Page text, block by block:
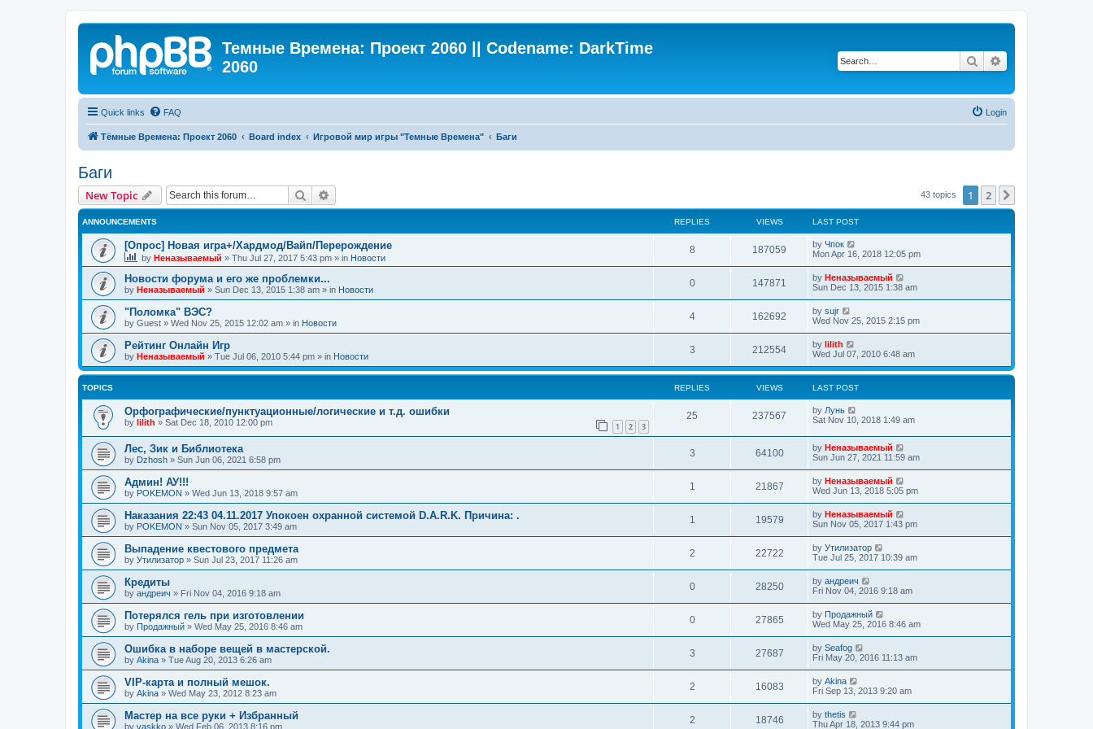
Темные Времена: Проект 2060 || Codename: DarkTime
2060
Search
Quick links FAQ Login
Тёмные Времена: Проект 2060 Board index Игровой мир игры "Темные Времена" Баги
Баги
New Topic Search 43 topics 1 2
ANNOUNCEMENTS REPLIES VIEWS LAST POST
[Опрос] Новая игра+/Хардмод/Вайп/Перерождение
by Неназываемый » Thu Jul 27, 2017 5:43 pm » in Новости
8 187059 by Чпок
Mon Apr 16, 2018 12:05 pm
Новости форума и его же проблемки...
by Неназываемый » Sun Dec 13, 2015 1:38 am » in Новости
0 147871 by Неназываемый
Sun Dec 13, 2015 1:38 am
"Поломка" ВЭС?
by Guest » Wed Nov 25, 2015 12:02 am » in Новости
4 162692 by sujr
Wed Nov 25, 2015 2:15 pm
Рейтинг Онлайн Игр
by Неназываемый » Tue Jul 06, 2010 5:44 pm » in Новости
3 212554 by lilith
Wed Jul 07, 2010 6:48 am
TOPICS REPLIES VIEWS LAST POST
Орфографические/пунктуационные/логические и т.д. ошибки
by lilith » Sat Dec 18, 2010 12:00 pm 1 2 3
25 237567 by Лунь
Sat Nov 10, 2018 1:49 am
Лес, Зик и Библиотека
by Dzhosh » Sun Jun 06, 2021 6:58 pm
3 64100 by Неназываемый
Sun Jun 27, 2021 11:59 am
Админ! АУ!!!
by POKEMON » Wed Jun 13, 2018 9:57 am
1 21867 by Неназываемый
Wed Jun 13, 2018 5:05 pm
Наказания 22:43 04.11.2017 Упокоен охранной системой D.A.R.K. Причина: .
by POKEMON » Sun Nov 05, 2017 3:49 am
1 19579 by Неназываемый
Sun Nov 05, 2017 1:43 pm
Выпадение квестового предмета
by Утилизатор » Sun Jul 23, 2017 11:26 am
2 22722 by Утилизатор
Tue Jul 25, 2017 10:39 am
Кредиты
by андреич » Fri Nov 04, 2016 9:18 am
0 28250 by андреич
Fri Nov 04, 2016 9:18 am
Потерялся гель при изготовлении
by Продажный » Wed May 25, 2016 8:46 am
0 27865 by Продажный
Wed May 25, 2016 8:46 am
Ошибка в наборе вещей в мастерской.
by Akina » Tue Aug 20, 2013 6:26 am
3 27687 by Seafog
Fri May 20, 2016 11:13 am
VIP-карта и полный мешок.
by Akina » Wed May 23, 2012 8:23 am
2 16083 by Akina
Fri Sep 13, 2013 9:20 am
Мастер на все руки + Избранный
by vaskko » Wed Feb 06, 2013 8:16 pm
2 18746 by thetis
Thu Apr 18, 2013 9:44 pm